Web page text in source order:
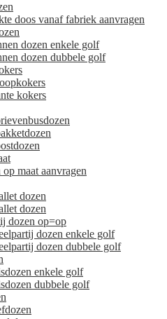
doos vanaf fabriek aanvragen
dozen enkele golf
dozen dubbele golf
kokers
maat aanvragen
dozen
dozen
dozen op=op
dozen enkele golf
dozen dubbele golf
enkele golf
dubbele golf